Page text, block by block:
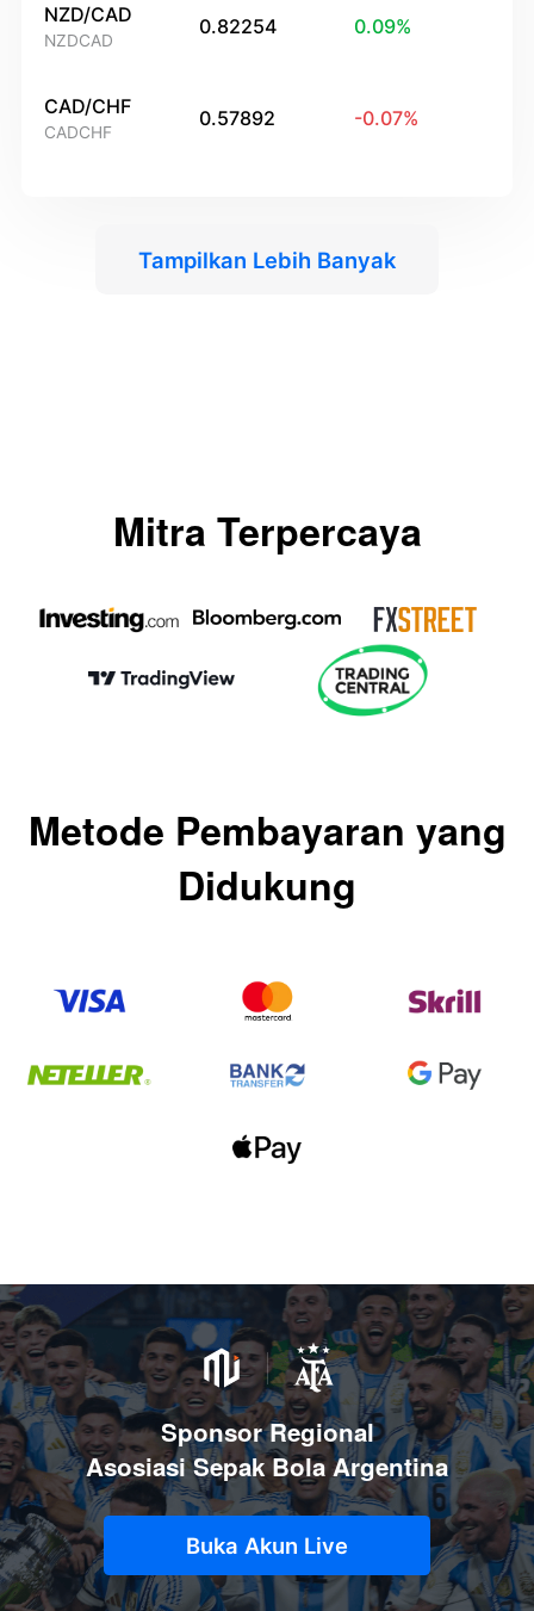
NZD/CAD
NZDCAD
0.82254 0.09%
CAD/CHF
CADCHF
0.57892 -0.07%
Tampilkan Lebih Banyak
Mitra Terpercaya
Metode Pembayaran yang
Didukung
Sponsor Regional
Asosiasi Sepak Bola Argentina
Buka Akun Live